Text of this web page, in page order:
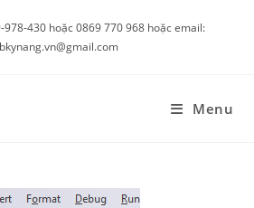
978-430 hoặc 0869 770 968 hoặc email:
Menu